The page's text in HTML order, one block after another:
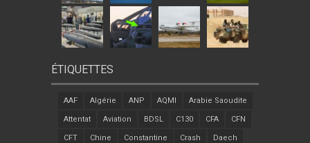
ÉTIQUETTES
AAF Algérie ANP AQMI Arabie Saoudite
Attentat Aviation BDSL C130 CFA CFN
CFT Chine Constantine Crash Daech